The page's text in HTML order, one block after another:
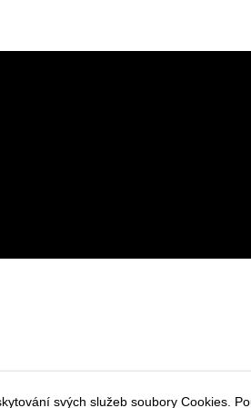
svých služeb soubory Cookies.